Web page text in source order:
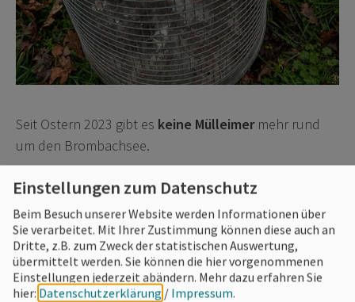
Seit Ostern 2023 gibt es keine Mülleimermehr rund
um den Brombachsee.
(Ausnahme: Übernachtungsbereiche wie der
SeeCamping Langlau, die Stellplätze Absberg und
Ramsberg sowie die verschiedenen Hafenanlagen).
Für Spezialmüll wie Windeln und Hundekot
sindSonderbehälteraufgestellt.
Einstellungen zum Datenschutz
Beim Besuch unserer Website werden Informationen über
Sie verarbeitet. Mit Ihrer Zustimmung können diese auch an
Dritte, z.B. zum Zweck der statistischen Auswertung,
übermittelt werden. Sie können die hier vorgenommenen
Einstellungen jederzeit abändern. Mehr dazu erfahren Sie
hier: Datenschutzerklärung / Impressum.